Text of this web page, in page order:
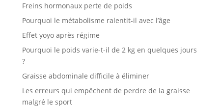
Freins hormonaux perte de poids
Pourquoi le métabolisme ralentit-il avec l’âge
Effet yoyo après régime
Pourquoi le poids varie-t-il de 2 kg en quelques jours
?
Graisse abdominale difficile à éliminer
Les erreurs qui empêchent de perdre de la graisse
malgré le sport